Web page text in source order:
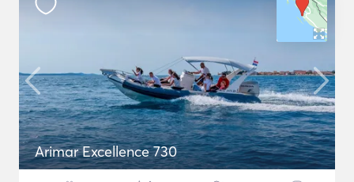
Arimar Excellence 730